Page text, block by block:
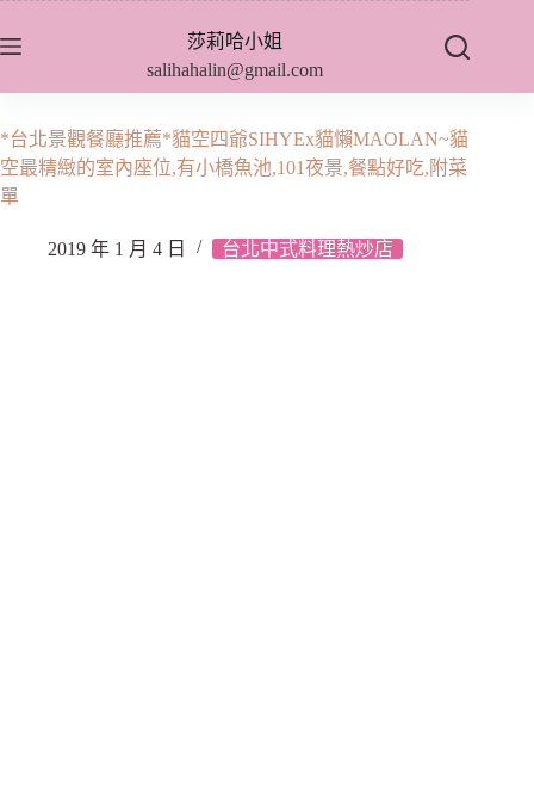
至
內
容
莎莉哈小姐
salihahalin@gmail.com
*台北景觀餐廳推薦*貓空四爺SIHYEx貓懶MAOLAN~貓
空最精緻的室內座位,有小橋魚池,101夜景,餐點好吃,附菜
單
2019 年 1 月 4 日 台北中式料理熱炒店